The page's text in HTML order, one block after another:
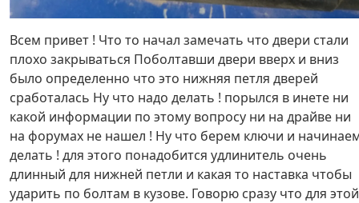
Всем привет ! Что то начал замечать что двери стали
плохо закрываться Поболтавши двери вверх и вниз
было определенно что это нижняя петля дверей
сработалась Ну что надо делать ! порылся в инете ни
какой информации по этому вопросу ни на драйве ни
на форумах не нашел ! Ну что берем ключи и
делать ! для этого понадобится удлинитель очень
длинный для нижней петли и какая то наставка чтобы
ударить по болтам в кузове. Говорю сразу что для этой